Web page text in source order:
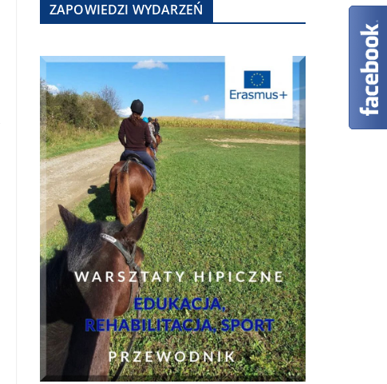
ZAPOWIEDZI WYDARZEŃ